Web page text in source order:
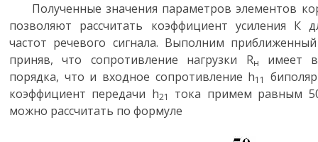
Полученные значения параметров элементов
позволяют рассчитать коэффициент усиления К
частот речевого сигнала. Выполним
приняв, что сопротивление нагрузки Rн
имеет
порядка, что и входное сопротивление h11
коэффициент передачи h21
тока примем равным
можно рассчитать по формуле